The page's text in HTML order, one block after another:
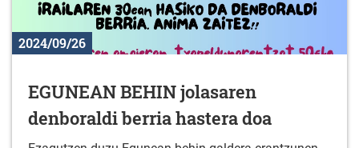
2024/09/26
EGUNEAN BEHIN jolasaren
denboraldi berria hastera doa